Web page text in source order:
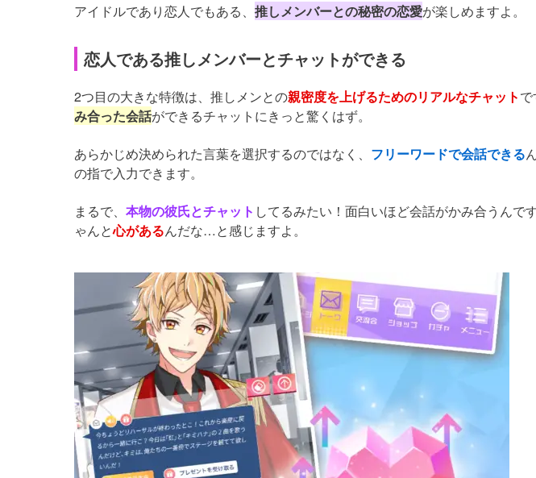
アイドルであり恋人でもある、 推しメンバーとの秘密の恋愛が楽しめますよ。
恋人である推しメンバーとチャットができる
2つ目の大きな特徴は、推しメンとの親密度を上げるためのリアルなチャットで
み合った会話ができるチャットにきっと驚くはず。
あらかじめ決められた言葉を選択するのではなく、 フリーワードで会話できる
の指で入力できます。
まるで、 本物の彼氏とチャット してるみたい！面白いほど会話がかみ合うんで
ゃんと心があるんだな…と感じますよ。